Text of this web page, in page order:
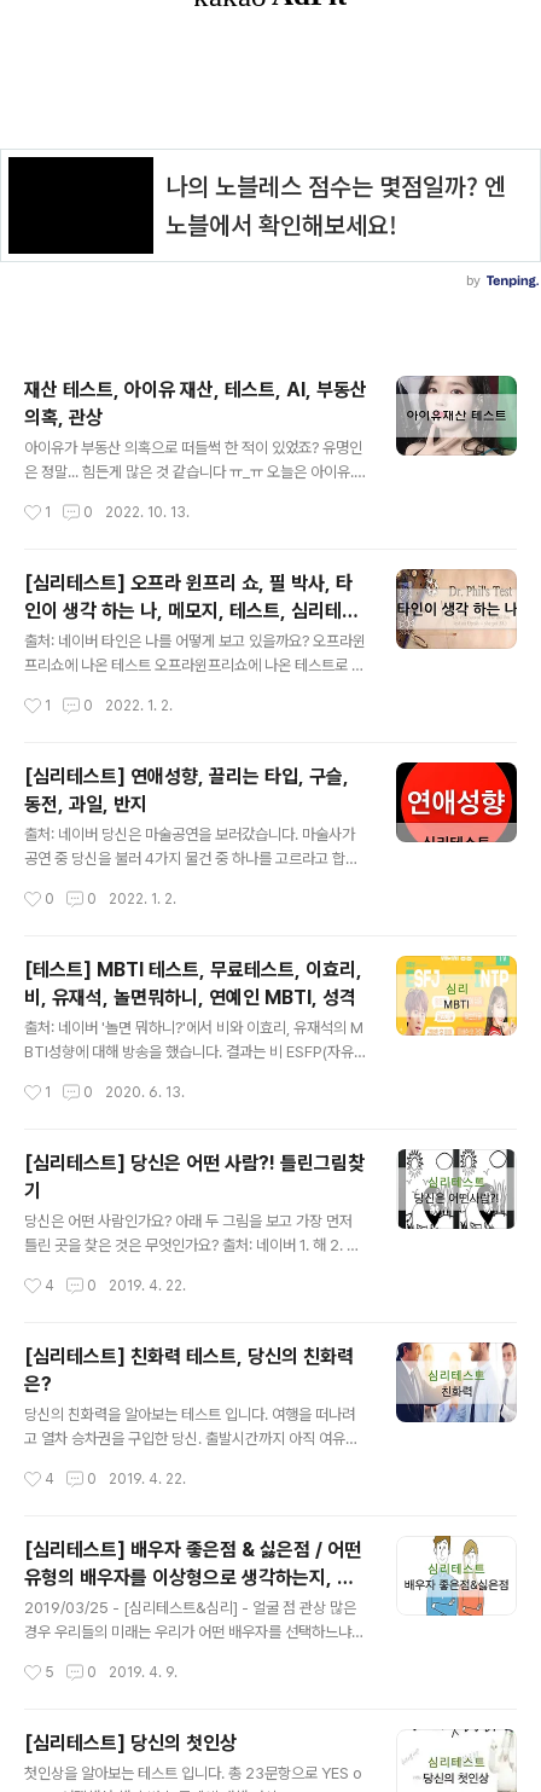
재산 테스트, 아이유 재산, 테스트, AI, 부동산
의혹, 관상
아이유가 부동산 의혹으로 떠들썩 한 적이 있었죠? 유명인
은 정말... 힘든게 많은 것 같습니다 ㅠ_ㅠ 오늘은 아이유.
처: 네이버 유명인으로는 우리나라 재벌 이재용, 이건희, 신
이런 느낌이 많나보네요. 출처: 네이버 여러분의 얼굴로 보
는 재산 테스트도 한번 해보세요. 출처: 구글 ▲위 그림을
클릭하시면 'AI로 보는 내 재산'에 대한 정보를 확인 하실
수 있습니다. 시작은 반이 아니다. 시작은 시작일 뿐이다...
Cherry Stone은 여러분에게 "♡ 공감" 에 행복과 기쁨을
1 0 2022. 10. 13.
[심리테스트] 오프라 윈프리 쇼, 필 박사, 타
인이 생각 하는 나, 메모지, 테스트, 심리테스
트
출처: 네이버 타인은 나를 어떻게 보고 있을까요? 오프라윈
프리쇼에 나온 테스트 오프라윈프리쇼에 나온 테스트로 필
질문에 답을 고른후, 그에 맞는 점수를 합산해야 하니 답을
출처: 네이버 START 1.하루중에 제일 기분이 좋을때는?
a.아침 b.오후나 이른저녁 c.늦은밤 2.나는 걸을때 보통 a.
보폭을 넓게 걸으며 빠르게 걷습니다. b. 보폭을 좁게 걸으
며 빠르게 걷습니다. c. 머리를 들고 세상을 정면으로 바라
보면서 덜 빠르게 걷습니다. d. 바닥을 보며 보통으로 걷습
는? a. 팔짱을 끼고 서서 이야기 합니다. b. 두손을 마주잡
1 0 2022. 1. 2.
[심리테스트] 연애성향, 끌리는 타입, 구슬,
동전, 과일, 반지
출처: 네이버 당신은 마술공연을 보러갔습니다. 마술사가
공연 중 당신을 불러 4가지 물건 중 하나를 고르라고 합니
③ 동전 ④ 과일 출처: 네이버 ① 구슬을 선택한 당신은 열
식을 수도 있다는 점만 유의하세요. ​ ② 반지를 선택한 당신
은 보호본능을 느끼는 연하에게 끌리는 타입입니다. 가끔
씩 끊임없는 보호와 사랑이 필요하기 때문에 쉽게 지칠 수
도 있는데 이때 자신을 돌아보면 좋을 것 같아요. 출처: 네
성에게 끌리는 타입입니다. 하지만 우유부단한 면이 있어
0 0 2022. 1. 2.
[테스트] MBTI 테스트, 무료테스트, 이효리,
비, 유재석, 놀면뭐하니, 연예인 MBTI, 성격
출처: 네이버 '놀면 뭐하니?'에서 비와 이효리, 유재석의 M
BTI성향에 대해 방송을 했습니다. 결과는 비 ESFP(자유로
기질을 타고나 자신에게 쏟아지는 스포트라이트를 즐긴다
있으면 무기력하고 쉬는 날 집에 안 붙어 있음"이라는 말에
공감을 표하자 이효리는 "태희 속 터진다"고 지적해 웃음을
자아냈습니다. 그러자 비는 소스라치게 놀라며 "자제하고
내가 육아하고 집안일하는거다"라고 급하게 해명했습니다.
이효리는 ENFP(재기발랄한 활동가), 일 할 때는 열정적이
을 흔드는 자유로운 영혼으로 변모한다는 평가를 받았고
1 0 2020. 6. 13.
[심리테스트] 당신은 어떤 사람?! 틀린그림찾
기
당신은 어떤 사람인가요? 아래 두 그림을 보고 가장 먼저
틀린 곳을 찾은 것은 무엇인가요? 출처: 네이버 1. 해 2. 귀
입니다. 당신은 심플하고 깔끔한걸 좋아해서 뭐든 딱딱 맞
려고 노력합니다. 또한 사람들의 시선에 신경을 쓰는편이
라, 그 그룹에 맞게 스스로 변하려고 노력합니다. 사람을 잃
는것에 대한 두려움이 있기 때문에 싸움이 생겨도 항상 중
립의 입장을 유지합니다. 겉으로는 쿨해보이고 도도해서
신경을 많이 쓰는 여린사람입니다. 2. 귀 당신은 사고방식
4 0 2019. 4. 22.
[심리테스트] 친화력 테스트, 당신의 친화력
은?
당신의 친화력을 알아보는 테스트 입니다. 여행을 떠나려
고 열차 승차권을 구입한 당신. 출발시간까지 아직 여유가
니까? 1. 손에 들고 있다. 2. 주머니에 넣는다. 3. 수첩이나
이버 결과 1. 손에 들고 있다. 당신은 주관이 뚜렷한 성격을
갖고 있습니다. 상대가 자기 타입이면 무조건 내 사람으로
만들려는 의지가 강한 당신. 한번 믿은 사람은 어떻게든 밀
어주고 대개의 사람을 자기 편으로 끌어들이려 노력을 아
끼지 않습니다. 사람을 대할 때 굳건한 의지는 좋지만 너무
네이버 2. 주머니에 넣는다. 당신은 소심하고 완고한 편이
4 0 2019. 4. 22.
[심리테스트] 배우자 좋은점 & 싫은점 / 어떤
유형의 배우자를 이상형으로 생각하는지, 만
날까봐 두려워 하는지
2019/03/25 - [심리테스트&심리] - 얼굴 점 관상 많은
경우 우리들의 미래는 우리가 어떤 배우자를 선택하느냐에
을 가지고 온 동물과 나쁜 소식을 전해주러온 동물이 있습
전해주러온 동물은 무엇인가요? 같은 동물을 선택하셔도
됩니다. 출처: 네이버 1. 호랑이 2. 개 3. 양 4. 앵무새 5. 거
북이 이 문제에서 동물들은 당신이 어떤 유형의 배우자를
5 0 2019. 4. 9.
[심리테스트] 당신의 첫인상
첫인상을 알아보는 테스트 입니다. 총 23문항으로 YES o